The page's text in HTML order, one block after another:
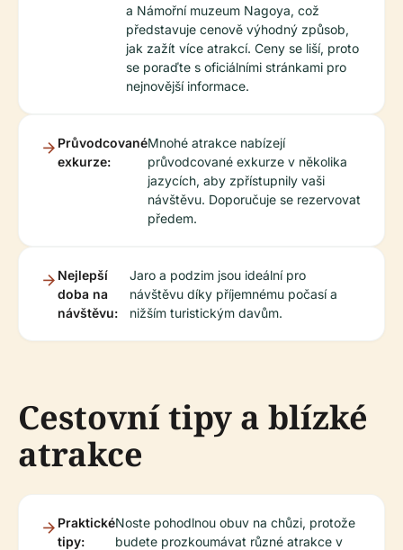
a Námořní muzeum Nagoya, což
představuje cenově výhodný způsob,
jak zažít více atrakcí. Ceny se liší, proto
se poraďte s oficiálními stránkami pro
nejnovější informace.
Průvodcované
exkurze:
Mnohé atrakce nabízejí
průvodcované exkurze v několika
jazycích, aby zpřístupnily vaši
návštěvu. Doporučuje se rezervovat
předem.
Nejlepší
doba na
návštěvu:
Jaro a podzim jsou ideální pro
návštěvu díky příjemnému počasí a
nižším turistickým davům.
Cestovní tipy a blízké
atrakce
Praktické
tipy:
Noste pohodlnou obuv na chůzi, protože
budete prozkoumávat různé atrakce v